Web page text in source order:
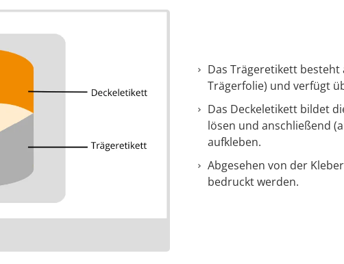
Das Trägeretikett
Trägerfolie) und verfügt
Das Deckeletikett bildet
lösen und anschließend
aufkleben.
Abgesehen von der
bedruckt werden.